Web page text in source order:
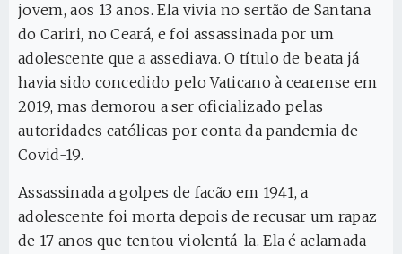
jovem, aos 13 anos. Ela vivia no sertão de Santana
do Cariri, no Ceará, e foi assassinada por um
adolescente que a assediava. O título de beata já
havia sido concedido pelo Vaticano à cearense em
2019, mas demorou a ser oficializado pelas
autoridades católicas por conta da pandemia de
Covid-19.
Assassinada a golpes de facão em 1941, a
adolescente foi morta depois de recusar um rapaz
de 17 anos que tentou violentá-la. Ela é aclamada